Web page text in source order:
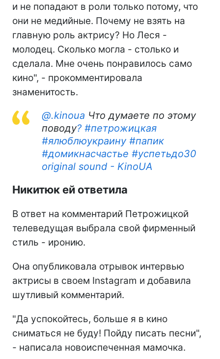
и не попадают в роли только потому, что
они не медийные. Почему не взять на
главную роль актрису? Но Леся -
молодец. Сколько могла - столько и
сделала. Мне очень понравилось само
кино", - прокомментировала
знаменитость.
@.kinoua Что думаете по этому
поводу? #петрожицкая
#ялюблюукраину #папик
#домикнасчастье #успетьдо30
original sound - KinoUA
Никитюк ей ответила
В ответ на комментарий Петрожицкой
телеведущая выбрала свой фирменный
стиль - иронию.
Она опубликовала отрывок интервью
актрисы в своем Instagram и добавила
шутливый комментарий.
"Да успокойтесь, больше я в кино
сниматься не буду! Пойду писать песни",
- написала новоиспеченная мамочка.